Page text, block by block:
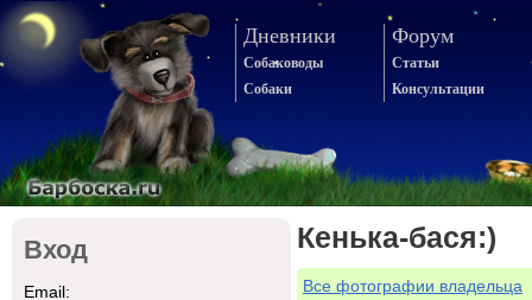
Дневники
Собаководы
Собаки
Форум
Статьи
Консультации
Кенька-бася:)
Все фотографии владельца
Вход
Email: